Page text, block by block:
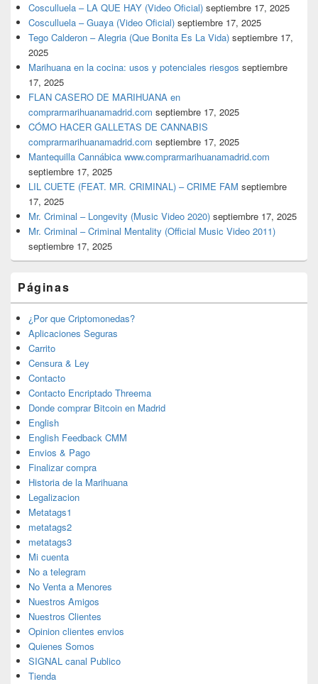
Cosculluela – LA QUE HAY (Video Oficial) septiembre 17, 2025
Cosculluela – Guaya (Video Oficial) septiembre 17, 2025
Tego Calderon – Alegria (Que Bonita Es La Vida) septiembre 17,
2025
Marihuana en la cocina: usos y potenciales riesgos septiembre
17, 2025
FLAN CASERO DE MARIHUANA en
comprarmarihuanamadrid.com septiembre 17, 2025
CÓMO HACER GALLETAS DE CANNABIS
comprarmarihuanamadrid.com septiembre 17, 2025
Mantequilla Cannábica www.comprarmarihuanamadrid.com
septiembre 17, 2025
LIL CUETE (FEAT. MR. CRIMINAL) – CRIME FAM septiembre
17, 2025
Mr. Criminal – Longevity (Music Video 2020) septiembre 17, 2025
Mr. Criminal – Criminal Mentality (Official Music Video 2011)
septiembre 17, 2025
Páginas
¿Por que Criptomonedas?
Aplicaciones Seguras
Carrito
Censura & Ley
Contacto
Contacto Encriptado Threema
Donde comprar Bitcoin en Madrid
English
English Feedback CMM
Envios & Pago
Finalizar compra
Historia de la Marihuana
Legalizacion
Metatags1
metatags2
metatags3
Mi cuenta
No a telegram
No Venta a Menores
Nuestros Amigos
Nuestros Clientes
Opinion clientes envios
Quienes Somos
SIGNAL canal Publico
Tienda